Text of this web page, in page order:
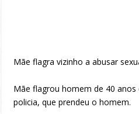
Mãe flagra vizinho a abusar
Mãe flagrou homem de 40 anos
policia, que prendeu o homem.